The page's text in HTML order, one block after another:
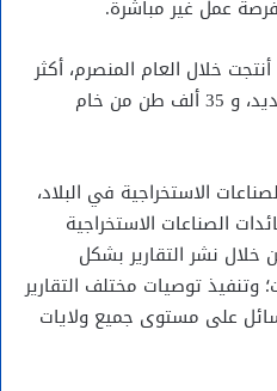
خلال العام المنصرم، أكثر
من 12,8 مليون طن من خام الحديد، و 35 ألف طن من خام
الاستخراجية في البلاد،
الصناعات الاستخراجية
نشر التقارير بشكل
وتنفيذ توصيات مختلف التقارير
على مستوى جميع ولايات